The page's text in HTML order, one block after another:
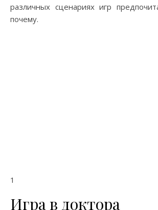
различных сценариях игр
почему.
1
Игра в доктора